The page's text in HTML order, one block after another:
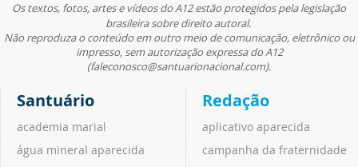
Os textos, fotos, artes e vídeos do A12 estão protegidos pela legislação
brasileira sobre direito autoral.
Não reproduza o conteúdo em outro meio de comunicação, eletrônico ou
impresso, sem autorização expressa do A12
(faleconosco@santuarionacional.com).
Santuário
academia marial
água mineral aparecida
Redação
aplicativo aparecida
campanha da fraternidade